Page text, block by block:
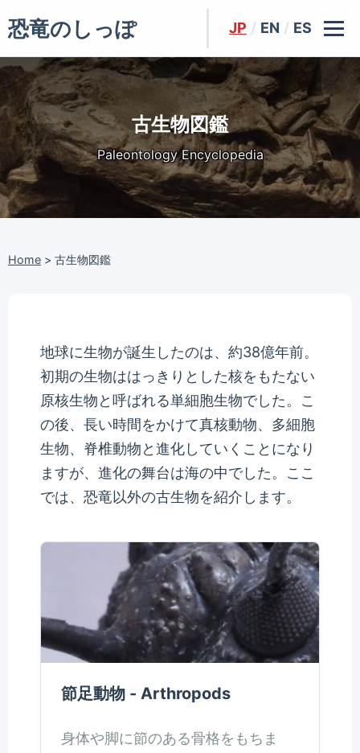
恐竜のしっぽ JP / EN / ES
古生物図鑑
Paleontology Encyclopedia
Home > 古生物図鑑
地球に生物が誕生したのは、約38億年前。
初期の生物ははっきりとした核をもたない
原核生物と呼ばれる単細胞生物でした。こ
の後、長い時間をかけて真核動物、多細胞
生物、脊椎動物と進化していくことになり
ますが、進化の舞台は海の中でした。ここ
では、恐竜以外の古生物を紹介します。
節足動物 - Arthropods
身体や脚に節のある骨格をもちま